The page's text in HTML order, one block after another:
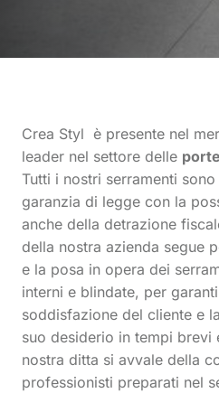
Crea Styl è presente nel
leader nel settore delle
Tutti i nostri serramenti
garanzia di legge con la
anche della detrazione
della nostra azienda segue
e la posa in opera dei
interni e blindate, per
soddisfazione del cliente e
suo desiderio in tempi brevi
nostra ditta si avvale della
professionisti preparati nel